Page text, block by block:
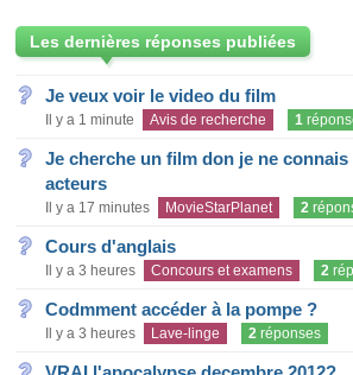
Les dernières réponses publiées
Je veux voir le video du film
Il y a 1 minute Avis de recherche 1
Je cherche un film don je ne
acteurs
Il y a 17 minutes MovieStarPlanet 2
Cours d'anglais
Il y a 3 heures Concours et examens 2
Codmment accéder à la pompe ?
Il y a 3 heures Lave-linge 2 réponses